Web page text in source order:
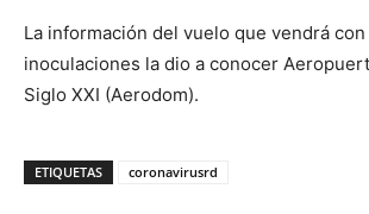
La información del vuelo que vendrá con
inoculaciones la dio a conocer
Siglo XXI (Aerodom).
ETIQUETAS coronavirusrd